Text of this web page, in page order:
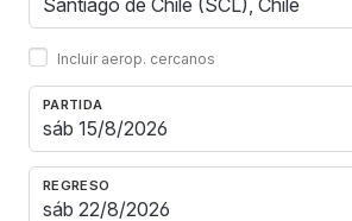
Incluir aerop. cercanos
PARTIDA
REGRESO